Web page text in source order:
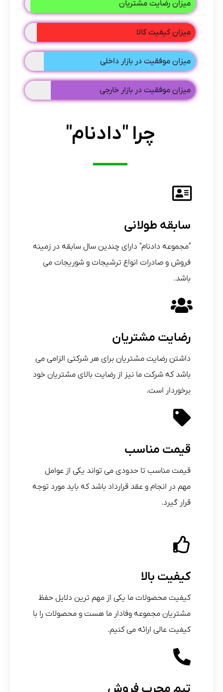
میزان رضایت مشتریان
میزان کیفیت کالا
میزان موفقیت در بازار داخلی
میزان موفقیت در بازار خارجی
چرا "دادنام"
سابقه طولانی
"مجموعه دادنام" دارای چندین سال سابقه در زمینه
فروش و صادرات انواع ترشیجات و شوریجات می
باشد.
رضایت مشتریان
داشتن رضایت مشتریان برای هر شرکتی الزامی می
باشد که شرکت ما نیز از رضایت بالای مشتریان خود
برخوردار است.
قیمت مناسب
قیمت مناسب تا حدودی می تواند یکی از عوامل
مهم در انجام و عقد قرارداد باشد که باید مورد توجه
قرار گیرد.
کیفیت بالا
کیفیت محصولات ما یکی از مهم ترین دلایل حفظ
مشتریان مجموعه وفادار ما هست و محصولات را با
کیفیت عالی ارائه می کنیم.